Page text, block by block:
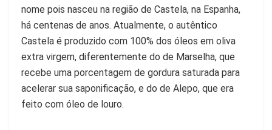
nome pois nasceu na região de Castela, na Espanha,
há centenas de anos. Atualmente, o autêntico
Castela é produzido com 100% dos óleos em oliva
extra virgem, diferentemente do de Marselha, que
recebe uma porcentagem de gordura saturada para
acelerar sua saponificação, e do de Alepo, que era
feito com óleo de louro.